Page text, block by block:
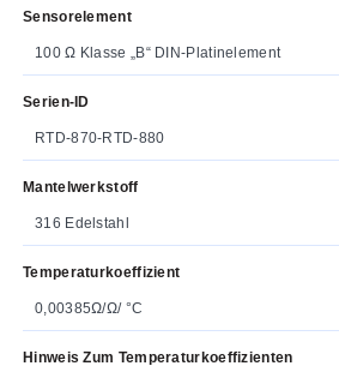
Sensorelement
100 Ω Klasse „B“ DIN-Platinelement
Serien-ID
RTD-870-RTD-880
Mantelwerkstoff
316 Edelstahl
Temperaturkoeffizient
0,00385Ω/Ω/ °C
Hinweis Zum Temperaturkoeffizienten